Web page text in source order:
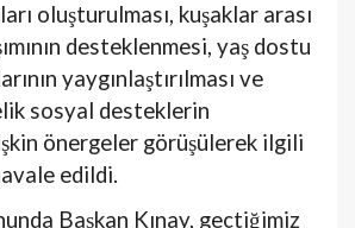
oluşturulması, kuşaklar arası
desteklenmesi, yaş dostu
yaygınlaştırılması ve
sosyal desteklerin
önergeler görüşülerek ilgili
edildi.
Başkan Kınay, geçtiğimiz